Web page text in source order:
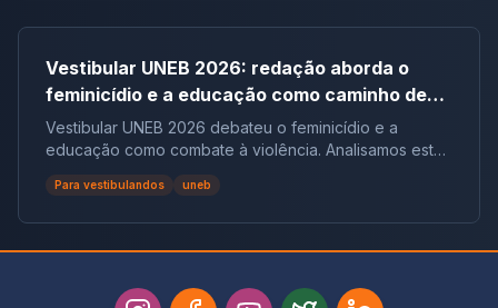
Vestibular UNEB 2026: redação aborda o
feminicídio e a educação como caminho de
combate à violência
Vestibular UNEB 2026 debateu o feminicídio e a
educação como combate à violência. Analisamos este
tema crucial que desafiou milhares e te preparamos
para futuras pautas sociais.
Para vestibulandos uneb